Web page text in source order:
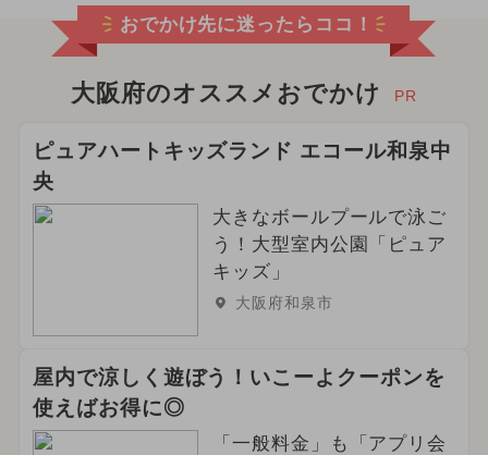
おでかけ先に迷ったらココ！
大阪府のオススメおでかけ PR
ピュアハートキッズランド エコール和泉中
央
大きなボールプールで泳ご
う！大型室内公園「ピュア
キッズ」
大阪府和泉市
屋内で涼しく遊ぼう！いこーよクーポンを
使えばお得に◎
「一般料金」も「アプリ会